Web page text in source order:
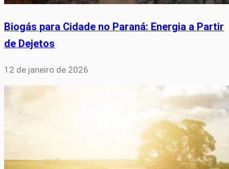
Biogás para Cidade no Paraná: Energia a Partir
de Dejetos
12 de janeiro de 2026